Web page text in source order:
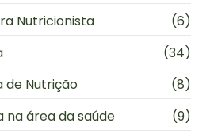
Nutricionista
(6)
(34)
de Nutrição
(8)
área da saúde
(9)